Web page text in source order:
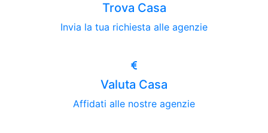
Trova Casa
Invia la tua richiesta alle agenzie
Valuta Casa
Affidati alle nostre agenzie